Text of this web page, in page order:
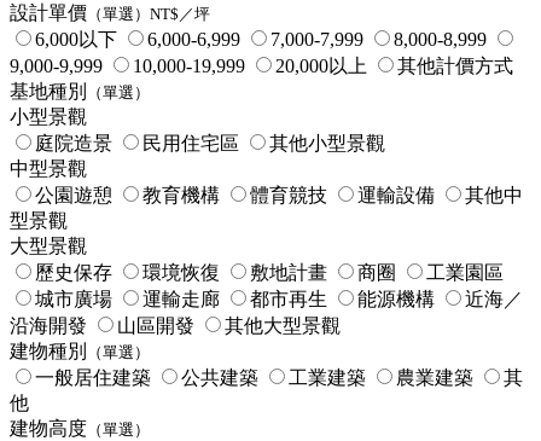
設計單價 （單選）NT$／坪
6,000以下 6,000-6,999 7,000-7,999
8,000-8,999
9,000-9,999
10,000-19,999 20,000以上
其他計價方式
基地種別
（單選）
小型景觀
庭院造景
民用住宅區
其他小型景觀
中型景觀
公園遊憩
教育機構 體育競技 運輸設備
其他中
型景觀
大型景觀
歷史保存
環境恢復 敷地計畫 商圈
工業園區
城市廣場
運輸走廊 都市再生 能源機構
近海／
沿海開發
山區開發
其他大型景觀
建物種別
（單選）
一般居住建築 公共建築 工業建築 農業建築
其
他
建物高度 （單選）